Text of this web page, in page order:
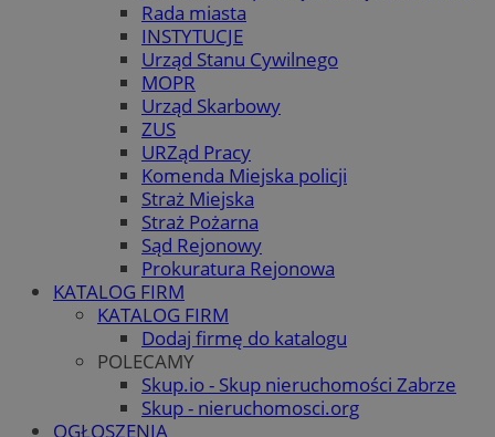
Rada miasta
INSTYTUCJE
Urząd Stanu Cywilnego
MOPR
Urząd Skarbowy
ZUS
URZąd Pracy
Komenda Miejska policji
Straż Miejska
Straż Pożarna
Sąd Rejonowy
Prokuratura Rejonowa
KATALOG FIRM
KATALOG FIRM
Dodaj firmę do katalogu
POLECAMY
Skup.io - Skup nieruchomości Zabrze
Skup - nieruchomosci.org
OGŁOSZENIA